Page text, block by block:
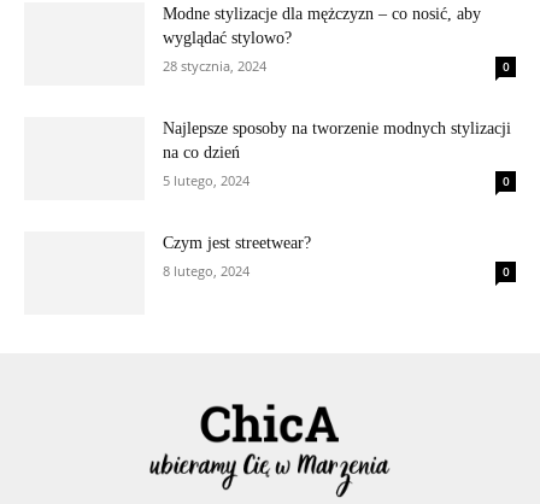
Modne stylizacje dla mężczyzn – co nosić, aby
wyglądać stylowo?
28 stycznia, 2024
0
Najlepsze sposoby na tworzenie modnych stylizacji
na co dzień
5 lutego, 2024
0
Czym jest streetwear?
8 lutego, 2024
0